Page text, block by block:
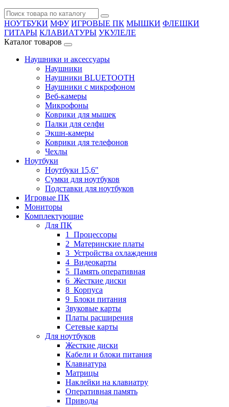
НОУТБУКИ МФУ ИГРОВЫЕ ПК МЫШКИ ФЛЕШКИ
ГИТАРЫ КЛАВИАТУРЫ УКУЛЕЛЕ
Каталог товаров
Наушники и аксессуары
Наушники
Наушники BLUETOOTH
Наушники с микрофоном
Веб-камеры
Микрофоны
Коврики для мышек
Палки для селфи
Экшн-камеры
Коврики для телефонов
Чехлы
Ноутбуки
Ноутбуки 15,6"
Сумки для ноутбуков
Подставки для ноутбуков
Игровые ПК
Мониторы
Комплектующие
Для ПК
1_Процессоры
2_Материнские платы
3_Устройства охлаждения
4_Видеокарты
5_Память оперативная
6_Жесткие диски
8_Корпуса
9_Блоки питания
Звуковые карты
Платы расширения
Сетевые карты
Для ноутбуков
Жесткие диски
Кабели и блоки питания
Клавиатура
Матрицы
Наклейки на клавиатру
Оперативная память
Приводы